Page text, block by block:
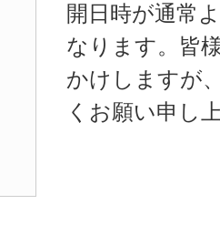
開日時が通常
なります。皆
かけしますが
くお願い申し